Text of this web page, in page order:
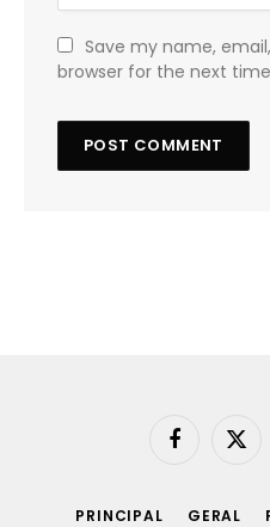
Save my name,
browser for the next
Facebook
X
PRINCIPAL GERAL